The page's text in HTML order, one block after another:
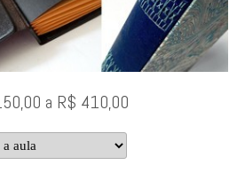
a R$ 410,00